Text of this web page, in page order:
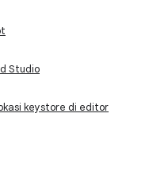
Studio
keystore di editor